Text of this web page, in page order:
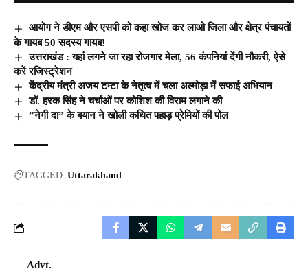
आयोग ने डीएम और एसपी को कहा खोज कर लाओ जिला और क्षेत्र पंचायतों
के गायब 50 सदस्य गायब!
उत्तराखंड : यहां लगने जा रहा रोजगार मेला, 56 कंपनियां देंगी नौकरी, ऐसे
करें रजिस्ट्रेशन
केंद्रीय मंत्री अजय टम्टा के नेतृत्व में चला अल्मोड़ा में सफाई अभियान
डॉ. हरक सिंह ने चर्चाओं पर कोशिश की विराम लगाने की
”नेगी दा” के बयान ने खोली कथित पहाड़ प्रेमियों की पोल
TAGGED: Uttarakhand
Advt.